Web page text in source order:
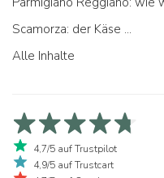
Scamorza: der Käse ...
Alle Inhalte
4,7/5 auf Trustpilot
4,9/5 auf Trustcart